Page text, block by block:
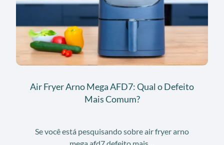
Air Fryer Arno Mega AFD7: Qual o Defeito
Mais Comum?
Se você está pesquisando sobre air fryer arno